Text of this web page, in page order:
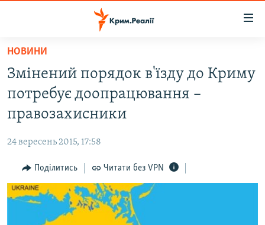
Перейти
основного
матеріалу
Перейти
до
основної
навігації
Перейти
до
пошуку
ВОДА.КРИМ
ВІДЕО ТА ФОТО
БЛОГИ
ПОГЛЯД
ІНТЕРВ'Ю
ВСЕ ЗА ДЕНЬ
НОВИНИ
Змінений порядок в'їзду до Криму
потребує доопрацювання –
правозахисники
24 вересень 2015, 17:58
Поділитись Читати без VPN